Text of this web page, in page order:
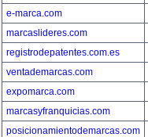
e-marca.com
marcaslideres.com
registrodepatentes.com.es
ventademarcas.com
expomarca.com
marcasyfranquicias.com
posicionamientodemarcas.com